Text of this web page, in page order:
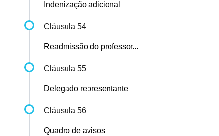
Indenização adicional
Cláusula 54
Readmissão do professor...
Cláusula 55
Delegado representante
Cláusula 56
Quadro de avisos